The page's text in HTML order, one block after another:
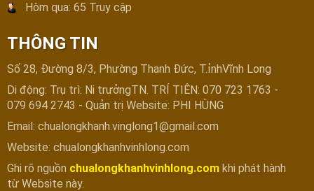
Hôm qua: 65 Truy cập
THÔNG TIN
Số 28, Đường 8/3, Phường Thanh Đức, T.ỉnhVĩnh Long
Di động: Trụ trì: Ni trưởngTN. TRÍ TIÊN: 070 723 1763 -
079 694 2743 - Quản trị Website: PHI HÙNG
Email: chualongkhanh.vinglong1@gmail.com
Website: chualongkhanhvinhlong.com
Ghi rõ nguồn chualongkhanhvinhlong.com khi phát hành
từ Website này.